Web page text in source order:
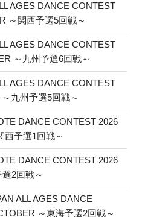
AGES DANCE CONTEST
～関西予選5回戦～
AGES DANCE CONTEST
～九州予選6回戦～
AGES DANCE CONTEST
九州予選5回戦～
DANCE CONTEST 2026
西予選1回戦～
DANCE CONTEST 2026
2回戦～
ALL AGES DANCE
～東海予選2回戦～